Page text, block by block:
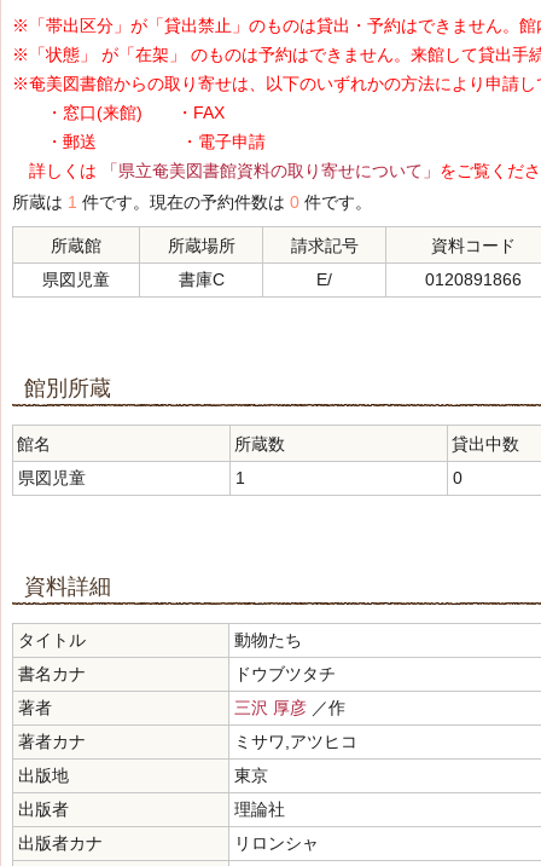
※「帯出区分」が「貸出禁止」のものは貸出・予約はできません。
※「状態」 が「在架」 のものは予約はできません。来館して貸出手
※奄美図書館からの取り寄せは、以下のいずれかの方法により申請し
・窓口(来館) ・FAX
・郵送 ・電子申請
詳しくは
「県立奄美図書館資料の取り寄せについて」 をご覧くだ
所蔵は 1 件です。現在の予約件数は 0 件です。
所蔵館 所蔵場所 請求記号
資料コード
県図児童
書庫C E/ 0120891866
館別所蔵
館名 所蔵数
貸出中数
県図児童
1 0
資料詳細
タイトル
動物たち
書名カナ
ドウブツタチ
著者
三沢 厚彦 ／作
著者カナ
ミサワ,アツヒコ
出版地
東京
出版者
理論社
出版者カナ
リロンシャ